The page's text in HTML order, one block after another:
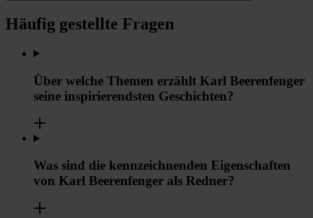
Häufig gestellte Fragen
Über welche Themen erzählt Karl Beerenfenger
seine inspirierendsten Geschichten?
Was sind die kennzeichnenden Eigenschaften
von Karl Beerenfenger als Redner?